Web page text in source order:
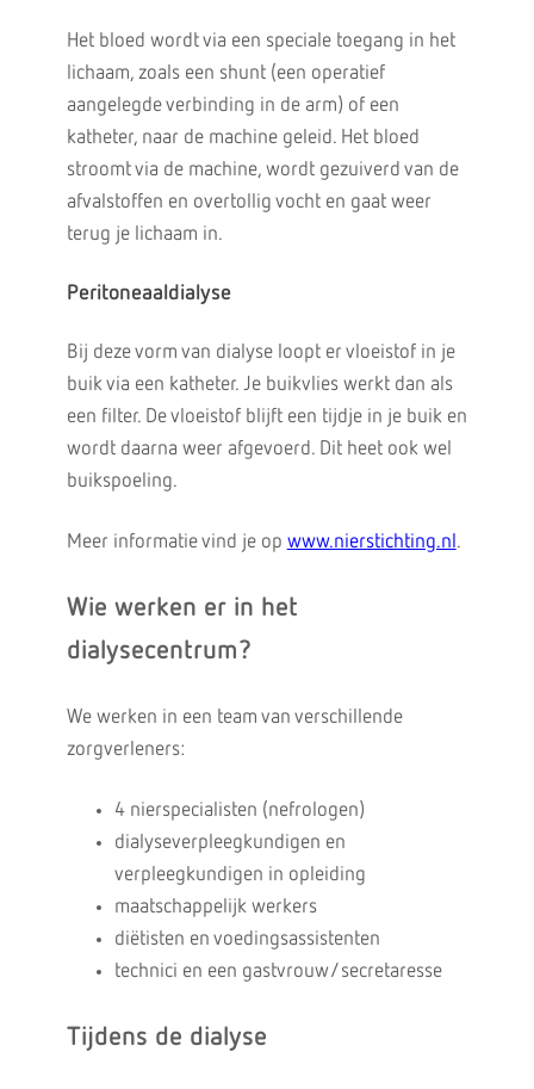
Het bloed wordt via een speciale toegang in het
lichaam, zoals een shunt (een operatief
aangelegde verbinding in de arm) of een
katheter, naar de machine geleid. Het bloed
stroomt via de machine, wordt gezuiverd van de
afvalstoffen en overtollig vocht en gaat weer
terug je lichaam in.
Peritoneaaldialyse
Bij deze vorm van dialyse loopt er vloeistof in je
buik via een katheter. Je buikvlies werkt dan als
een filter. De vloeistof blijft een tijdje in je buik en
wordt daarna weer afgevoerd. Dit heet ook wel
buikspoeling.
Meer informatie vind je op www.nierstichting.nl .
Wie werken er in het
dialysecentrum?
We werken in een team van verschillende
zorgverleners:
4 nierspecialisten (nefrologen)
dialyseverpleegkundigen en
verpleegkundigen in opleiding
maatschappelijk werkers
diëtisten en voedingsassistenten
technici en een gastvrouw/secretaresse
Tijdens de dialyse